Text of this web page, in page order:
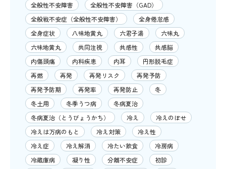
全般性不安障害
全般性不安障害（GAD）
全般戦不安症（全般性不安障害）
全身倦怠感
全身症状
八味地黄丸 六君子湯
六味丸
六味地黄丸
共同注視 共感性
共感脳
内傷頭痛
内科疾患 内耳
円形脱毛症
再燃
再発 再発リスク
再発予防
再発予防期
再発率 再発防止
冬
冬土用
冬季うつ病
冬病夏治
冬病夏治（とうびょうかち）
冷え
冷えのぼせ
冷えは万病のもと
冷え対策
冷え性
冷え症
冷え解消 冷たい飲食
冷房病
冷蔵庫病
凝り性 分離不安症
初診